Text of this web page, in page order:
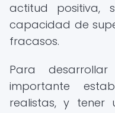
actitud positiva,
capacidad de
fracasos.
Para
importante
realistas, y